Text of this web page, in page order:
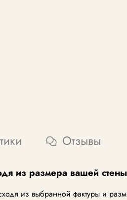
Отзывы
из размера вашей
из выбранной фактуры и